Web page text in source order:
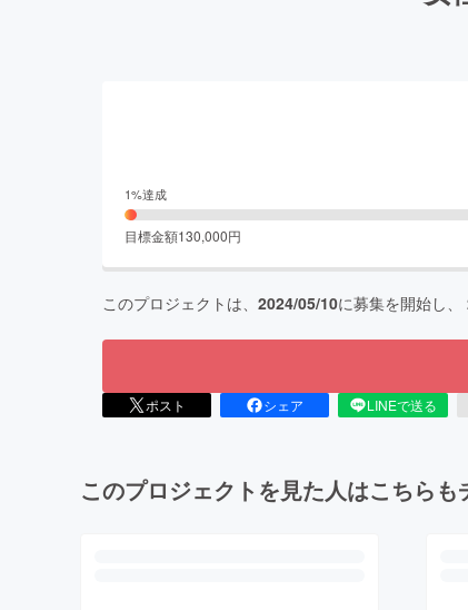
1%達成
目標金額130,000円
このプロジェクトは、 2024/05/10に募集を開始し、
ポスト シェア LINEで送る
このプロジェクトを見た人はこちら